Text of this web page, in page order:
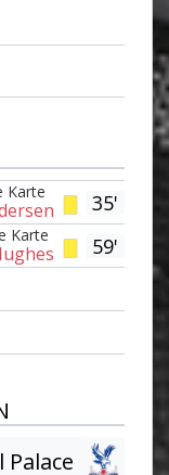
35'
Karte
59'
Karte
Palace